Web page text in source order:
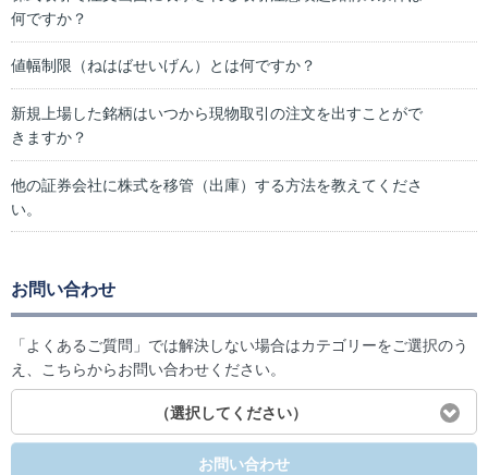
何ですか？
値幅制限（ねはばせいげん）とは何ですか？
新規上場した銘柄はいつから現物取引の注文を出すことがで
きますか？
他の証券会社に株式を移管（出庫）する方法を教えてくださ
い。
お問い合わせ
「よくあるご質問」では解決しない場合はカテゴリーをご選択のう
え、こちらからお問い合わせください。
（選択してください）
お問い合わせ